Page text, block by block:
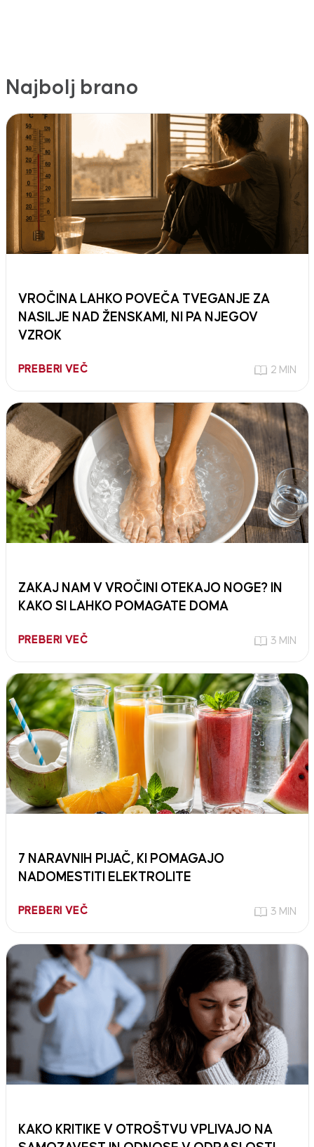
Najbolj brano
VROČINA LAHKO POVEČA TVEGANJE ZA
NASILJE NAD ŽENSKAMI, NI PA NJEGOV
VZROK
PREBERI VEČ 2 MIN
ZAKAJ NAM V VROČINI OTEKAJO NOGE? IN
KAKO SI LAHKO POMAGATE DOMA
PREBERI VEČ 3 MIN
7 NARAVNIH PIJAČ, KI POMAGAJO
NADOMESTITI ELEKTROLITE
PREBERI VEČ 3 MIN
KAKO KRITIKE V OTROŠTVU VPLIVAJO NA